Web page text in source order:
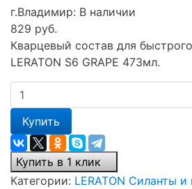
г.Владимир: В наличии
829 руб.
Кварцевый состав для
LERATON S6 GRAPE 473мл.
Купить
Купить в 1 клик
Категории: LERATON Силанты и